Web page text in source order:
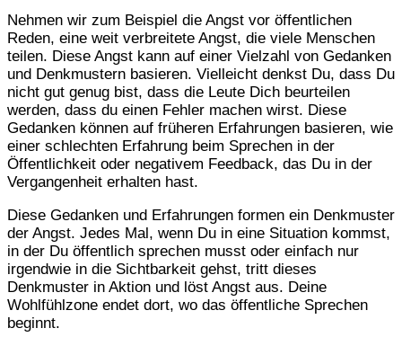
Nehmen wir zum Beispiel die Angst vor öffentlichen
Reden, eine weit verbreitete Angst, die viele Menschen
teilen. Diese Angst kann auf einer Vielzahl von Gedanken
und Denkmustern basieren. Vielleicht denkst Du, dass Du
nicht gut genug bist, dass die Leute Dich beurteilen
werden, dass du einen Fehler machen wirst. Diese
Gedanken können auf früheren Erfahrungen basieren, wie
einer schlechten Erfahrung beim Sprechen in der
Öffentlichkeit oder negativem Feedback, das Du in der
Vergangenheit erhalten hast.
Diese Gedanken und Erfahrungen formen ein Denkmuster
der Angst. Jedes Mal, wenn Du in eine Situation kommst,
in der Du öffentlich sprechen musst oder einfach nur
irgendwie in die Sichtbarkeit gehst, tritt dieses
Denkmuster in Aktion und löst Angst aus. Deine
Wohlfühlzone endet dort, wo das öffentliche Sprechen
beginnt.